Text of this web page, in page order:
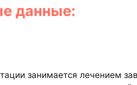
данные:
занимается лечением